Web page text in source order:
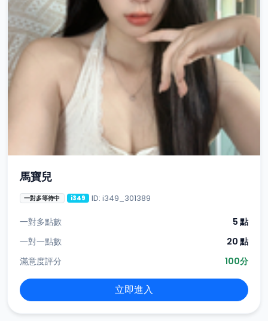
馬寶兒
一對多等待中 i349 ID: i349_301389
一對多點數
5 點
一對一點數
20 點
滿意度評分
100分
立即進入